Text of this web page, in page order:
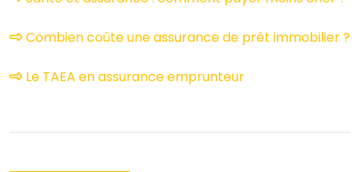
Combien coûte une assurance de prêt immobilier ?
Le TAEA en assurance emprunteur